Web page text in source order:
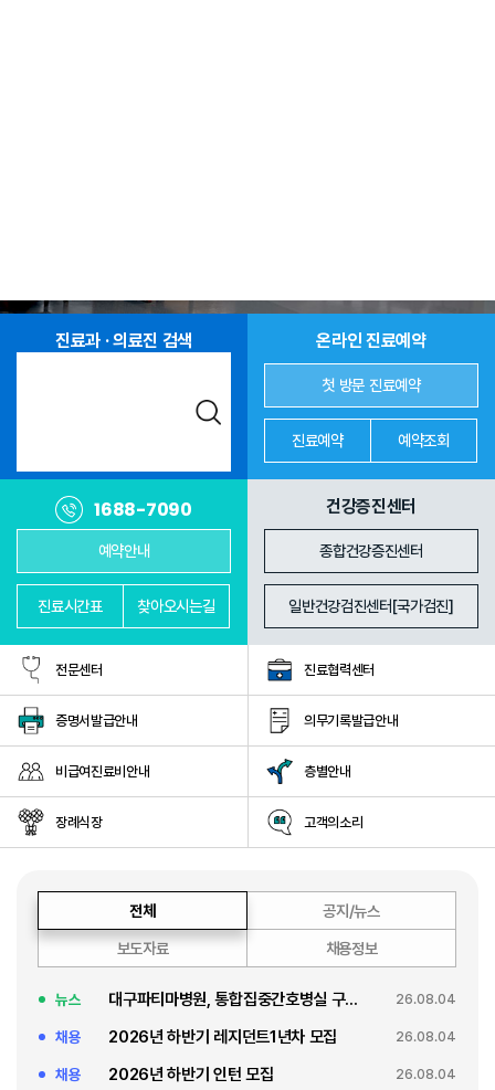
진료과 · 의료진 검색
진료과 의료진
온라인 진료예약
첫 방문 진료예약
진료예약 예약조회
1688-7090
예약안내
진료시간표 찾아오시는길
건강증진센터
종합건강증진센터
일반건강검진센터[국가검진]
전문센터 진료협력센터
증명서발급안내 의무기록발급안내
비급여진료비안내 층별안내
장례식장 고객의소리
전체
뉴스 대구파티마병원, 통합집중간호병실 구축 축복식 26.08.04
채용 2026년 하반기 레지던트1년차 모집 26.08.04
채용 2026년 하반기 인턴 모집 26.08.04
공지/뉴스
보도자료
채용정보